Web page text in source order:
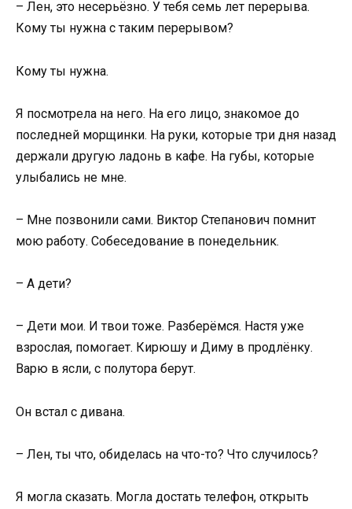
– Лен, это несерьёзно. У тебя семь лет перерыва.
Кому ты нужна с таким перерывом?
Кому ты нужна.
Я посмотрела на него. На его лицо, знакомое до
последней морщинки. На руки, которые три дня назад
держали другую ладонь в кафе. На губы, которые
улыбались не мне.
– Мне позвонили сами. Виктор Степанович помнит
мою работу. Собеседование в понедельник.
– А дети?
– Дети мои. И твои тоже. Разберёмся. Настя уже
взрослая, помогает. Кирюшу и Диму в продлёнку.
Варю в ясли, с полутора берут.
Он встал с дивана.
– Лен, ты что, обиделась на что-то? Что случилось?
Я могла сказать. Могла достать телефон, открыть